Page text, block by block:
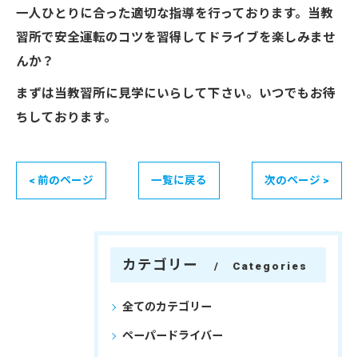
一人ひとりに合った適切な指導を行っております。当教
習所で安全運転のコツを習得してドライブを楽しみませ
んか？
まずは当教習所に見学にいらして下さい。いつでもお待
ちしております。
< 前のページ 一覧に戻る 次のページ >
カテゴリー Categories
全てのカテゴリー
ペーパードライバー